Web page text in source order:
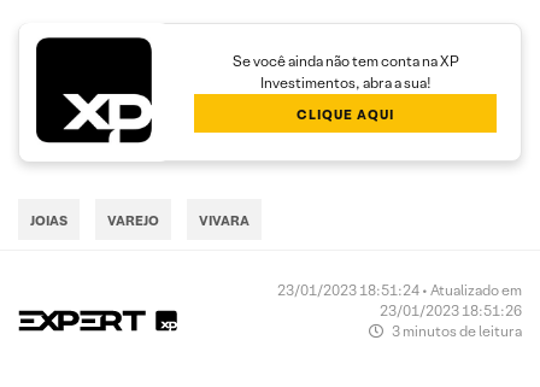
Se você ainda não tem conta na XP
Investimentos, abra a sua!
CLIQUE AQUI
JOIAS VAREJO VIVARA
23/01/2023 18:51:24 • Atualizado em
23/01/2023 18:51:26
3 minutos de leitura